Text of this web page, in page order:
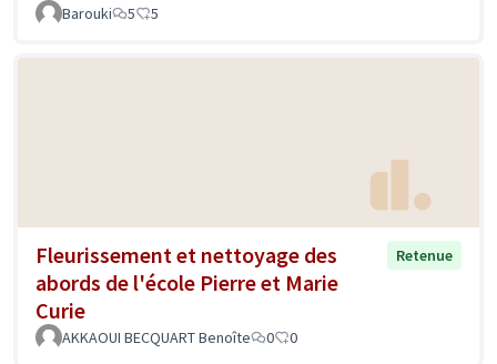
Barouki
5 5
Fleurissement et nettoyage des
abords de l'école Pierre et Marie
Curie
Retenue
AKKAOUI BECQUART Benoîte 0 0